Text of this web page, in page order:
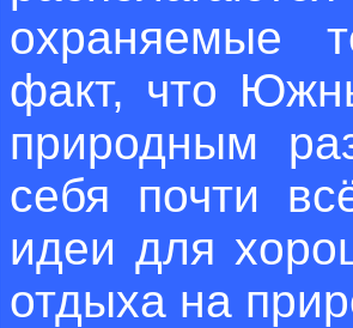
охраняемые
факт, что
природным
себя почти
идеи для
отдыха на